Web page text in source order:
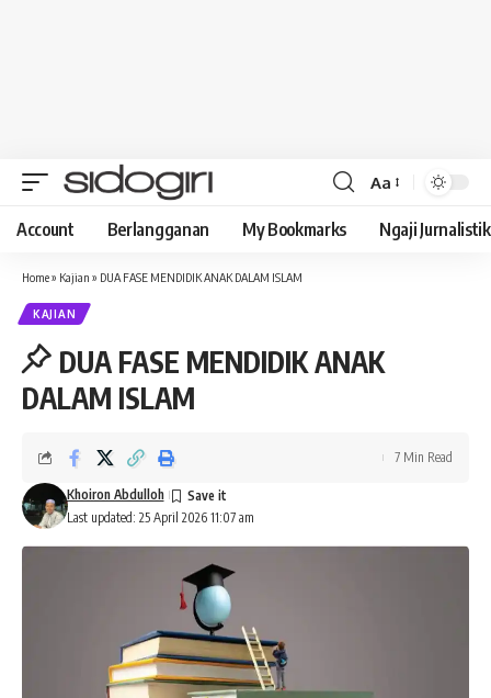
Font
Resizer
Aa
Account Berlangganan My Bookmarks Ngaji Jurnalistik
Home» Kajian » DUA FASE MENDIDIK ANAK DALAM ISLAM
KAJIAN
DUA FASE MENDIDIK ANAK
DALAM ISLAM
Last updated: 25 April 2026 11:07 am
Khoiron Abdulloh
7 Min Read